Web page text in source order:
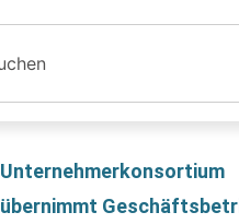
Unternehmerkonsortium
übernimmt